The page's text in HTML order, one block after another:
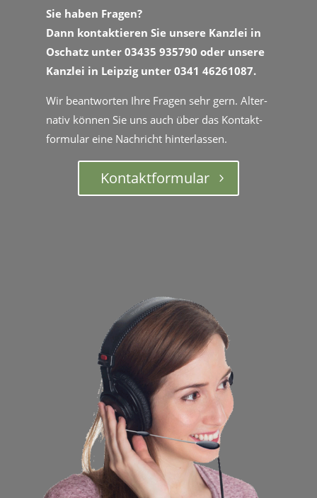
Sie haben Fra­gen?
Dann kon­taktieren Sie unsere Kan­zlei in
Oschatz unter 03435 935790 oder unsere
Kan­zlei in Leipzig unter 0341 46261087.
Wir beant­worten Ihre Fra­gen sehr gern. Alter­
na­tiv kön­nen Sie uns auch über das Kon­tak­t­
for­mu­lar eine Nachricht hinterlassen.
Kon­tak­t­for­mu­lar